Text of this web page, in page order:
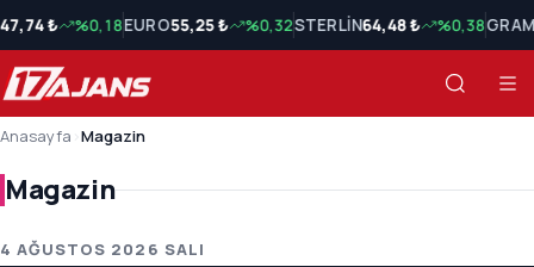
47,74 ₺ %0,18EURO55,25 ₺ %0,32STERLİN64,48 ₺ %0,38
Anasayfa Magazin
Magazin
Magazin Son Haberler
4 AĞUSTOS 2026 SALI